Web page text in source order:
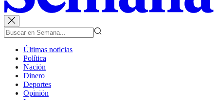
Últimas noticias
Política
Nación
Dinero
Deportes
Opinión